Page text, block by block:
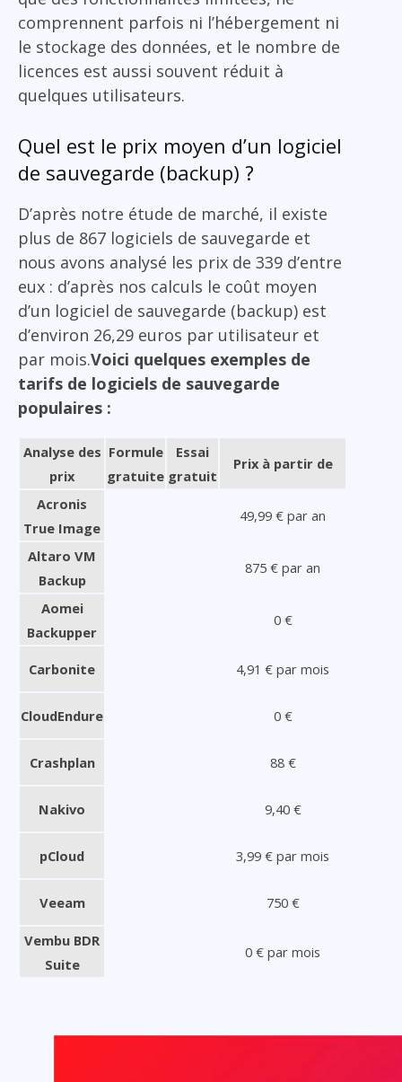
comprennent parfois ni l’hébergement ni
le stockage des données, et le nombre de
licences est aussi souvent réduit à
quelques utilisateurs.
Quel est le prix moyen d’un logiciel
de sauvegarde (backup) ?
D’après notre étude de marché, il existe
plus de 867 logiciels de sauvegarde et
nous avons analysé les prix de 339 d’entre
eux : d’après nos calculs le coût moyen
d’un logiciel de sauvegarde (backup) est
d’environ 26,29 euros par utilisateur et
par mois.Voici quelques exemples de
tarifs de logiciels de sauvegarde
populaires :
Analyse des
prix
Formule
gratuite
Essai
gratuit
Prix à partir de
Acronis
True Image
49,99 € par an
Altaro VM
Backup
875 € par an
Aomei
Backupper
0 €
Carbonite 4,91 € par mois
CloudEndure 0 €
Crashplan 88 €
Nakivo 9,40 €
pCloud 3,99 € par mois
Veeam 750 €
Vembu BDR
Suite
0 € par mois